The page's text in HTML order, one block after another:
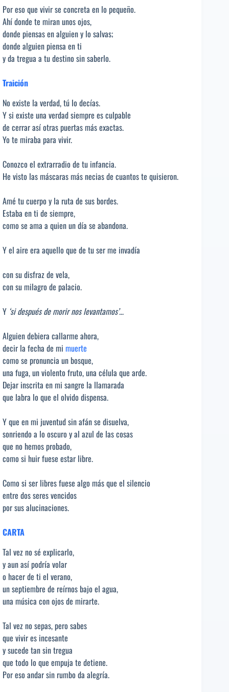
Por eso que vivir se concreta en lo pequeño.
Ahí donde te miran unos ojos,
donde piensas en alguien y lo salvas;
donde alguien piensa en ti
y da tregua a tu destino sin saberlo.
Traición
No existe la verdad, tú lo decías.
Y si existe una verdad siempre es culpable
de cerrar así otras puertas más exactas.
Yo te miraba para vivir.
Conozco el extrarradio de tu infancia.
He visto las máscaras más necias de cuantos te quisieron.
Amé tu cuerpo y la ruta de sus bordes.
Estaba en ti de siempre,
como se ama a quien un día se abandona.
Y el aire era aquello que de tu ser me invadía
con su disfraz de vela,
con su milagro de palacio.
Y ‘si después de morir nos levantamos’…
Alguien debiera callarme ahora,
decir la fecha de mi muerte
como se pronuncia un bosque,
una fuga, un violento fruto, una célula que arde.
Dejar inscrita en mi sangre la llamarada
que labra lo que el olvido dispensa.
Y que en mi juventud sin afán se disuelva,
sonriendo a lo oscuro y al azul de las cosas
que no hemos probado,
como si huir fuese estar libre.
Como si ser libres fuese algo más que el silencio
entre dos seres vencidos
por sus alucinaciones.
CARTA
Tal vez no sé explicarlo,
y aun así podría volar
o hacer de ti el verano,
un septiembre de reírnos bajo el agua,
una música con ojos de mirarte.
Tal vez no sepas, pero sabes
que vivir es incesante
y sucede tan sin tregua
que todo lo que empuja te detiene.
Por eso andar sin rumbo da alegría.